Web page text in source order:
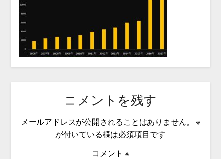
コメントを残す
メールアドレスが公開されることはありません。
※
が付いている欄は必須項目です
コメント ※